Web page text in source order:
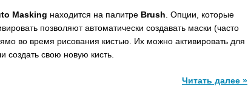
Masking находится на палитре Brush. Опции, которые
позволяют автоматически создавать маски (часто
во время рисования кистью. Их можно активировать для
создать свою новую кисть.
Читать далее »